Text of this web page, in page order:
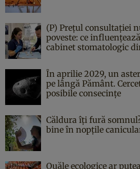
(P) Prețul consultației
poveste: ce
cabinet stomatologic
În aprilie 2029, un
pe lângă Pământ.
posibile consecințe
Căldura îți fură
bine în nopțile
Ouăle ecologice ar